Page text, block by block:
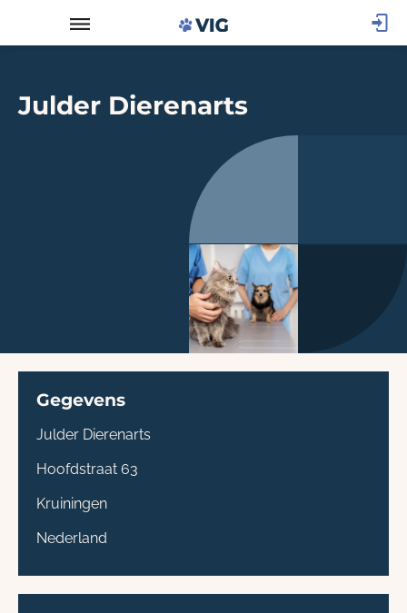
Julder Dierenarts
Gegevens
Julder Dierenarts
Hoofdstraat 63
Kruiningen
Nederland